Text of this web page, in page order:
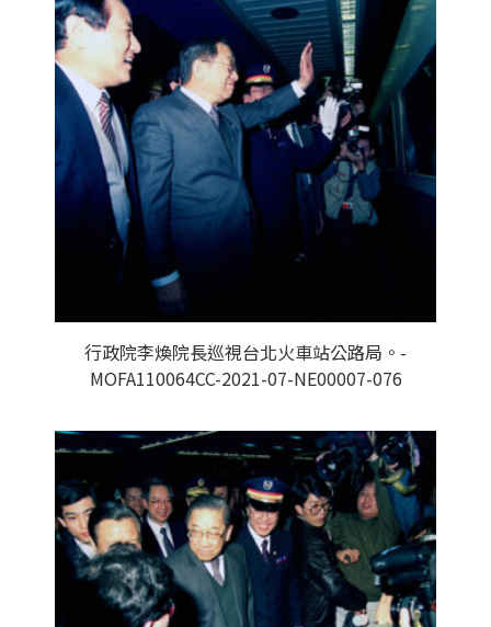
行政院李煥院長巡視台北火車站公路局。-
MOFA110064CC-2021-07-NE00007-076